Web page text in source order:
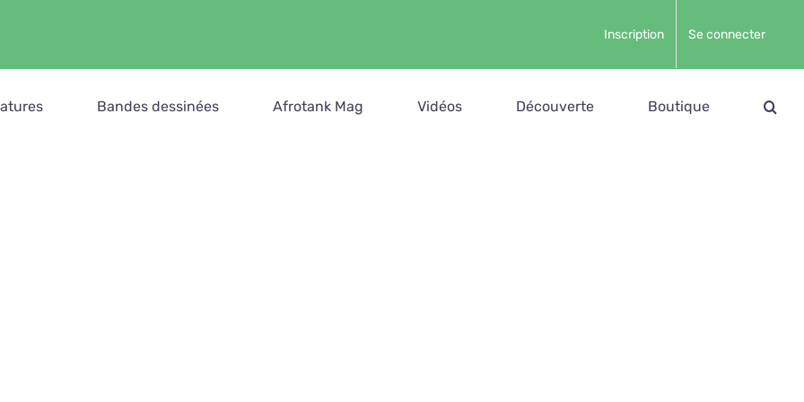
Inscription Se connecter
Bandes dessinées Afrotank Mag Vidéos Découverte Boutique